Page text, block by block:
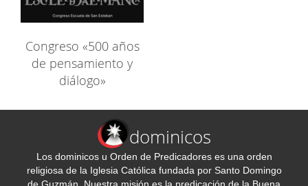
Congreso «500 años
de pensamiento y
diálogo»
dominicos
Los dominicos u Orden de Predicadores es una orden
religiosa de la Iglesia Católica fundada por Santo Domingo